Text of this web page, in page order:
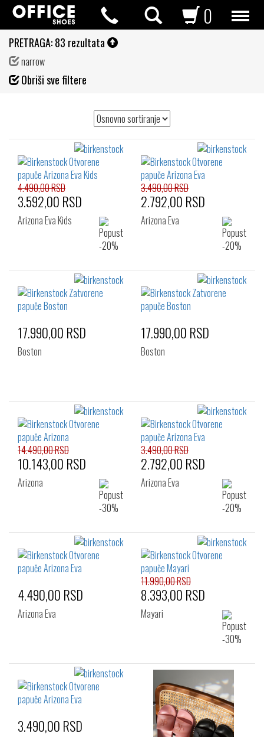
0
PRETRAGA:83 rezultata
narrow
Obriši sve filtere
4.490,00 RSD
3.592,00 RSD
Arizona Eva Kids
3.490,00 RSD
2.792,00 RSD
Arizona Eva
17.990,00 RSD
Boston
17.990,00 RSD
Boston
14.490,00 RSD
10.143,00 RSD
Arizona
3.490,00 RSD
2.792,00 RSD
Arizona Eva
4.490,00 RSD
Arizona Eva
11.990,00 RSD
8.393,00 RSD
Mayari
3.490,00 RSD